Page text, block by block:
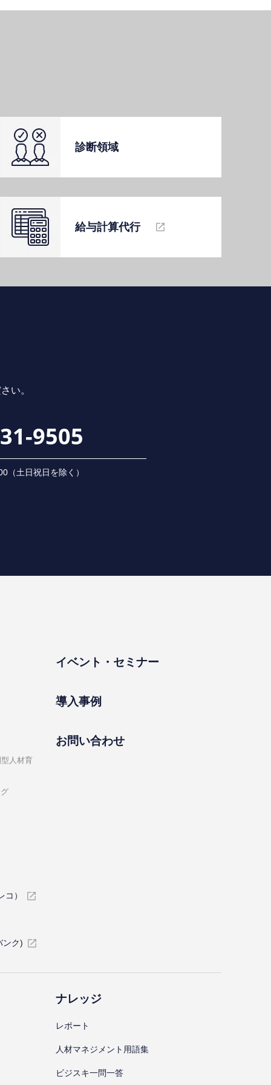
診断領域
給与計算代⾏
い。
9505
（⼟⽇祝⽇を除く）
⼈材育
）
ンク)
イベント・セミナー
導⼊事例
お問い合わせ
ナレッジ
レポート
⼈材マネジメント⽤語集
ビジスキ⼀問⼀答